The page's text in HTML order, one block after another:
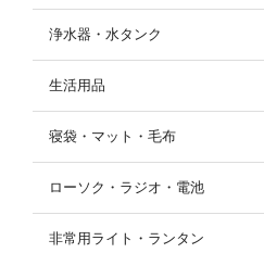
浄水器・水タンク
生活用品
寝袋・マット・毛布
ローソク・ラジオ・電池
非常用ライト・ランタン